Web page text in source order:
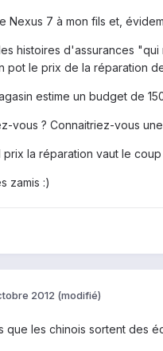
Nexus 7 à mon fils et,
histoires d'assurances
pot le prix de la réparation
estime un budget de
vous ? Connaitriez-vous
la réparation vaut le
zamis :)
2012 (modifié)
que les chinois sortent des